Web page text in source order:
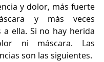
y dolor, más fuerte
y más veces
ella. Si no hay herida
ni máscara. Las
son las siguientes.